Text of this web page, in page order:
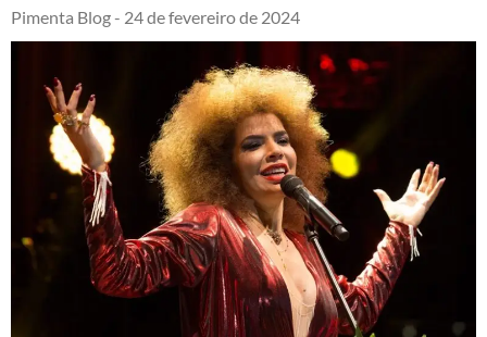
Pimenta Blog - 24 de fevereiro de 2024